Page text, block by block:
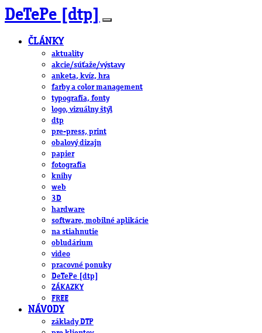
DeTePe [dtp]
ČLÁNKY
aktuality
akcie/súťaže/výstavy
anketa, kvíz, hra
farby a color management
typografia, fonty
logo, vizuálny štýl
dtp
pre-press, print
obalový dizajn
papier
fotografia
knihy
web
3D
hardware
software, mobilné aplikácie
na stiahnutie
obludárium
video
pracovné ponuky
DeTePe [dtp]
ZÁKAZKY
FREE
NÁVODY
základy DTP